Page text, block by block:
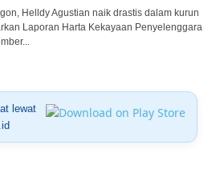
Helldy Agustian naik drastis dalam kurun
Laporan Harta Kekayaan Penyelenggara
lewat